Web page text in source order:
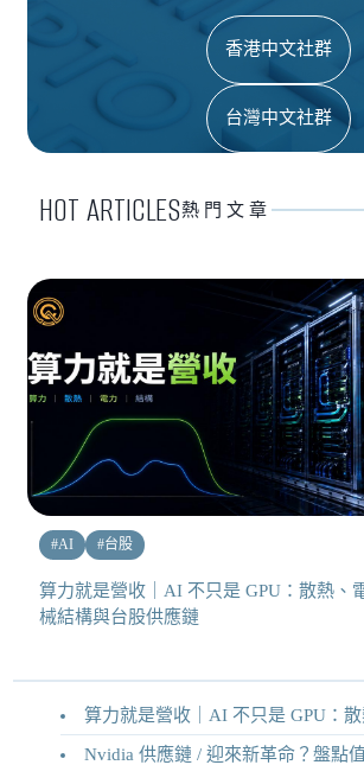
香港中文社群
台灣中文社群
HOT ARTICLES熱門文章
#AI #台股
算力就是營收｜AI 不只是 GPU：散熱、
械結構與台股供應鏈
算力就是營收｜AI 不只是 GPU：散熱、電力、機械
Nvidia 供應鏈 / 迎來新革命？盤點值得關注的二